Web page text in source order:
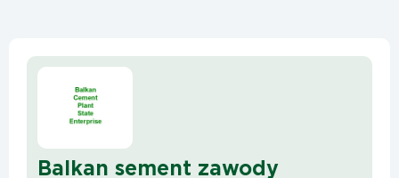
Balkan sement zawody